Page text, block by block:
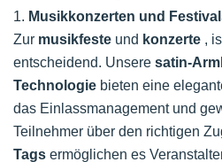
1. Musikkonzerten und
Zur musikfeste und konzerte ,
entscheidend. Unsere satin-
Technologie bieten eine
das Einlassmanagement und
Teilnehmer über den richtigen
Tags ermöglichen es